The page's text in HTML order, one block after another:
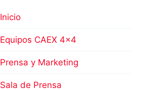
Inicio
Equipos CAEX 4×4
Prensa y Marketing
Sala de Prensa